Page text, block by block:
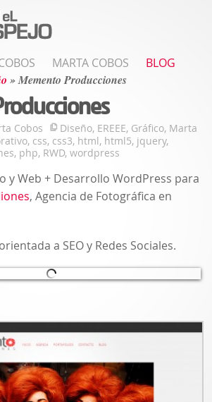
MARTA COBOS
BLOG
»Memento Producciones
Cobos Diseño, EREEE, Gráfico, Marta
, css, css3, html, html5, jquery,
, php, RWD, wordpress
y Web + Desarrollo WordPress para
, Agencia de Fotográfica en
a SEO y Redes Sociales.